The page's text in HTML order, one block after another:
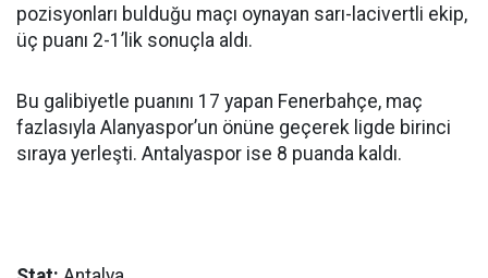
pozisyonları bulduğu maçı oynayan sarı-lacivertli ekip,
üç puanı 2-1’lik sonuçla aldı.
Bu galibiyetle puanını 17 yapan Fenerbahçe, maç
fazlasıyla Alanyaspor’un önüne geçerek ligde birinci
sıraya yerleşti. Antalyaspor ise 8 puanda kaldı.